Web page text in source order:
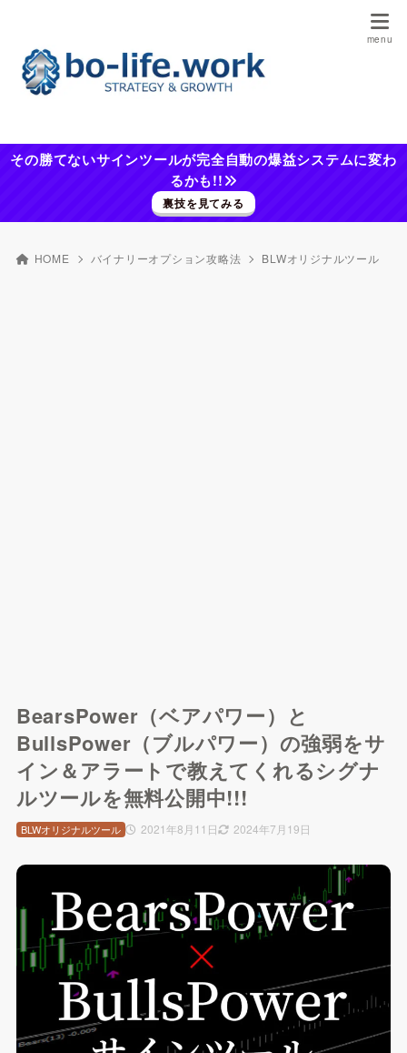
その勝てないサインツールが完全自動の爆益システムに変わ
るかも!!
裏技を見てみる
HOME バイナリーオプション攻略法 BLWオリジナルツール
BearsPower（ベアパワー）と
BullsPower（ブルパワー）の強弱をサ
イン＆アラートで教えてくれるシグナ
ルツールを無料公開中!!!
2021年8月11日 2024年7月19日
BLWオリジナルツール